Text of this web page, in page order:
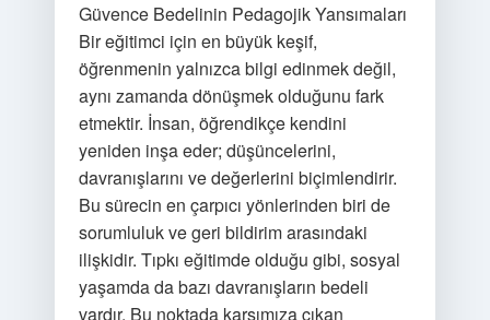
Güvence Bedelinin Pedagojik Yansımaları
Bir eğitimci için en büyük keşif,
öğrenmenin yalnızca bilgi edinmek değil,
aynı zamanda dönüşmek olduğunu fark
etmektir. İnsan, öğrendikçe kendini
yeniden inşa eder; düşüncelerini,
davranışlarını ve değerlerini biçimlendirir.
Bu sürecin en çarpıcı yönlerinden biri de
sorumluluk ve geri bildirim arasındaki
ilişkidir. Tıpkı eğitimde olduğu gibi, sosyal
yaşamda da bazı davranışların bedeli
vardır. Bu noktada karşımıza çıkan